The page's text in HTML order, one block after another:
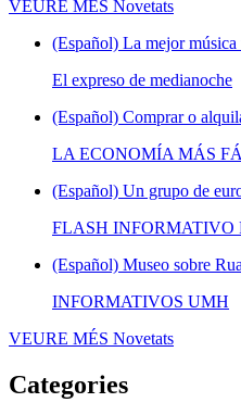
VEURE MÉS Novetats
(Español) La mejor
El expreso de medianoche
(Español) Comprar o
LA ECONOMÍA MÁS
(Español) Un grupo de
FLASH INFORMATIVO
(Español) Museo sobre
INFORMATIVOS UMH
VEURE MÉS Novetats
Categories